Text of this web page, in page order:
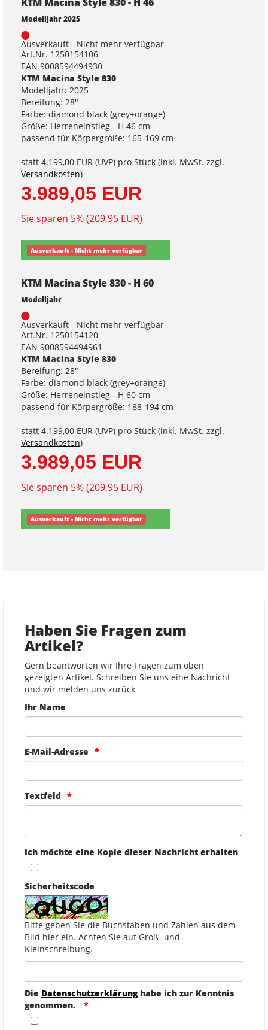
Modelljahr 2025
Ausverkauft - Nicht mehr verfügbar
Art.Nr. 1250154106
EAN 9008594494930
KTM Macina Style 830
Modelljahr: 2025
Bereifung: 28"
Farbe: diamond black (grey+orange)
Größe: Herreneinstieg - H 46 cm
passend für Körpergröße: 165-169 cm
statt 4.199,00 EUR (UVP) pro Stück (inkl. MwSt. zzgl.
Versandkosten)
3.989,05 EUR
Sie sparen 5% (209,95 EUR)
Ausverkauft - Nicht mehr verfügbar
KTM Macina Style 830 - H 60
Modelljahr
Ausverkauft - Nicht mehr verfügbar
Art.Nr. 1250154120
EAN 9008594494961
KTM Macina Style 830
Bereifung: 28"
Farbe: diamond black (grey+orange)
Größe: Herreneinstieg - H 60 cm
passend für Körpergröße: 188-194 cm
statt 4.199,00 EUR (UVP) pro Stück (inkl. MwSt. zzgl.
Versandkosten)
3.989,05 EUR
Sie sparen 5% (209,95 EUR)
Ausverkauft - Nicht mehr verfügbar
Haben Sie Fragen zum
Artikel?
Gern beantworten wir Ihre Fragen zum oben
gezeigten Artikel. Schreiben Sie uns eine Nachricht
und wir melden uns zurück
Ihr Name
E-Mail-Adresse
Textfeld
Ich möchte eine Kopie dieser Nachricht erhalten
Sicherheitscode
Bitte geben Sie die Buchstaben und Zahlen aus dem
Bild hier ein. Achten Sie auf Groß- und
Kleinschreibung.
Die Datenschutzerklärunghabe ich zur Kenntnis
genommen.